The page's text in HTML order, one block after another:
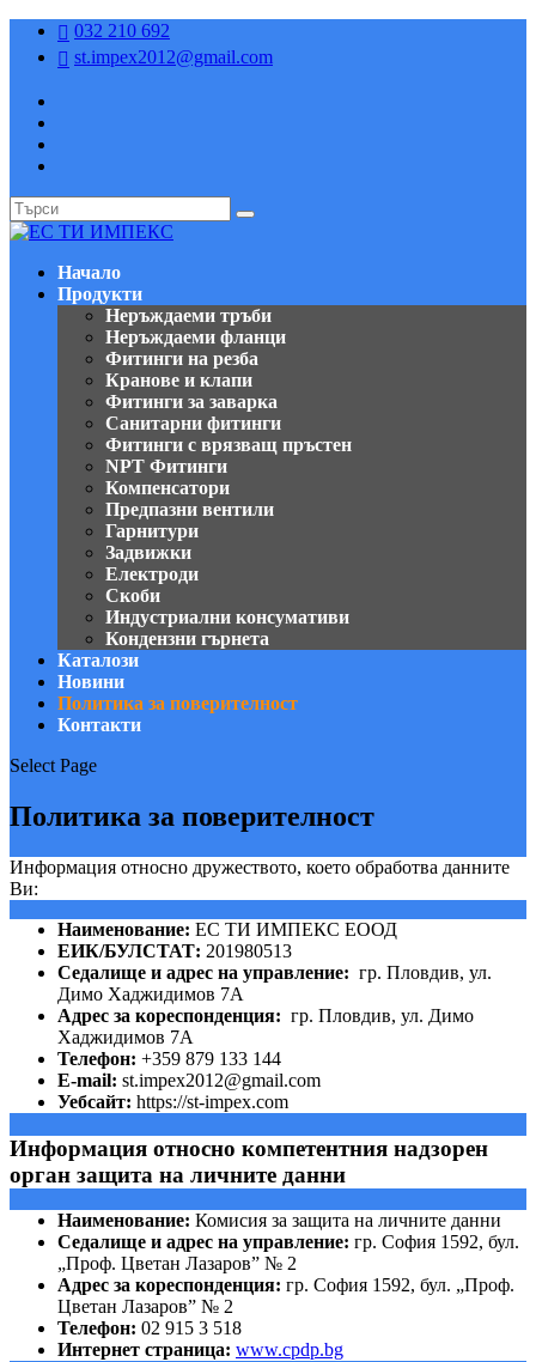
 032 210 692
 st.impex2012@gmail.com
Начало
Продукти
Неръждаеми тръби
Неръждаеми фланци
Фитинги на резба
Кранове и клапи
Фитинги за заварка
Санитарни фитинги
Фитинги с врязващ пръстен
NPT Фитинги
Компенсатори
Предпазни вентили
Гарнитури
Задвижки
Електроди
Скоби
Индустриални консумативи
Кондензни гърнета
Каталози
Новини
Политика за поверителност
Контакти
Select Page
Политика за поверителност
Информация относно дружеството, което обработва данните
Ви:
Наименование: ЕС ТИ ИМПЕКС ЕООД
ЕИК/БУЛСТАТ: 201980513
Седалище и адрес на управление: гр. Пловдив, ул.
Димо Хаджидимов 7А
Адрес за кореспонденция: гр. Пловдив, ул. Димо
Хаджидимов 7А
Телефон: +359 879 133 144
E-mail: st.impex2012@gmail.com
Уебсайт: https://st-impex.com
Информация относно компетентния надзорен
орган защита на личните данни
Наименование: Комисия за защита на личните данни
Седалище и адрес на управление: гр. София 1592, бул.
„Проф. Цветан Лазаров” № 2
Адрес за кореспонденция: гр. София 1592, бул. „Проф.
Цветан Лазаров” № 2
Телефон: 02 915 3 518
Интернет страница: www.cpdp.bg